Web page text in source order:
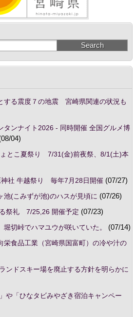
る震度７の地震 宮崎県関連の状況も
タンナイト2026 - 同時開催 全国グルメ博
04)
とこ夏祭り 7/31(金)前夜祭、8/1(土)本
神社 牛越祭り 毎年7月28日開催(07/27)
池(こみずが池)のハスが見頃に (07/26)
祭礼 7/25,26 開催予定 (07/23)
切峠でハマユウが咲いていた。
(07/14)
食品工業（宮崎県国富町）の冷や汁の
ンドスキー場を廃止する方針を明らかに
や「ひなタビみやざき宿泊キャンペー